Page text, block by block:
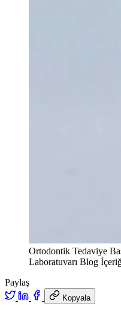
Ortodontik Tedaviye
Laboratuvarı Blog
Paylaş
Kopyala